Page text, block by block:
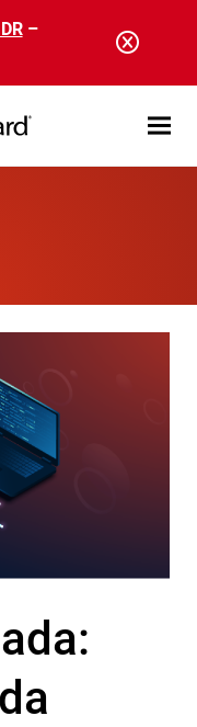
–
Open